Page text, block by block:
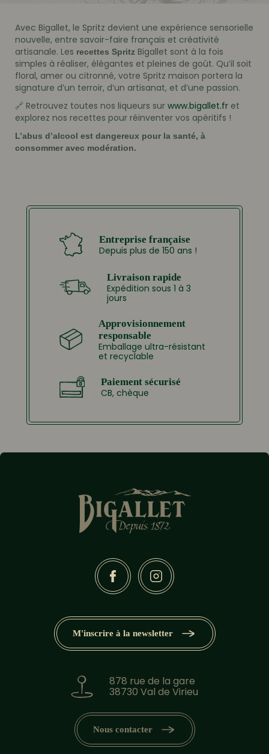
Avec Bigallet, le Spritz devient une expérience sensorielle
nouvelle, entre savoir-faire français et créativité
artisanale. Les recettes Spritz Bigallet sont à la fois
simples à réaliser, élégantes et pleines de goût. Qu’il soit
floral, amer ou citronné, votre Spritz maison portera la
signature d’un terroir, d’un artisanat, et d’une passion.
🔗 Retrouvez toutes nos liqueurs sur www.bigallet.fr et
explorez nos recettes pour réinventer vos apéritifs !
L’abus d’alcool est dangereux pour la santé, à
consommer avec modération.
Entreprise française
Depuis plus de 150 ans !
Livraison rapide
Expédition sous 1 à 3
jours
Approvisionnement
responsable
Emballage ultra-résistant
et recyclable
Paiement sécurisé
CB, chèque
878 rue de la gare
38730 Val de Virieu
Nous contacter
M'inscrire à la newsletter